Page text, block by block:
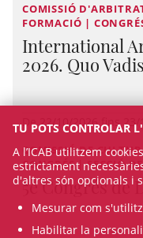
COMISSIÓ
FORMACIÓ |
International
2026. Quo
De 22/10/2026 fins
COMISSIÓ DE
CONGRÉS | SECCIÓ
5è Congrés de
TU POTS CONTROLAR
A l’ICAB utilitzem
estrictament
d'altres són opcionals i
Mesurar com
Habilitar la